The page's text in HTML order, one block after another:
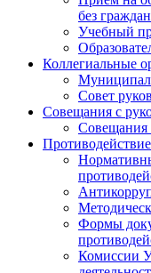
без
Учебный
Коллегиальные
Совет
Совещания с
Формы
Комиссии